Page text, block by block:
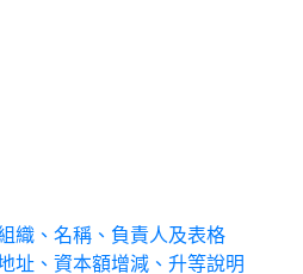
織、名稱、負責人及表格
址、資本額增減、升等說明